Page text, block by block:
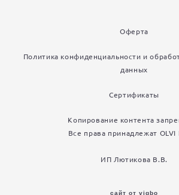
Оферта
Политика конфиденциальности и
данных
Сертификаты
Копирование контента
Все права принадлежат OLVI
ИП Лютикова В.В.
сайт от vigbo